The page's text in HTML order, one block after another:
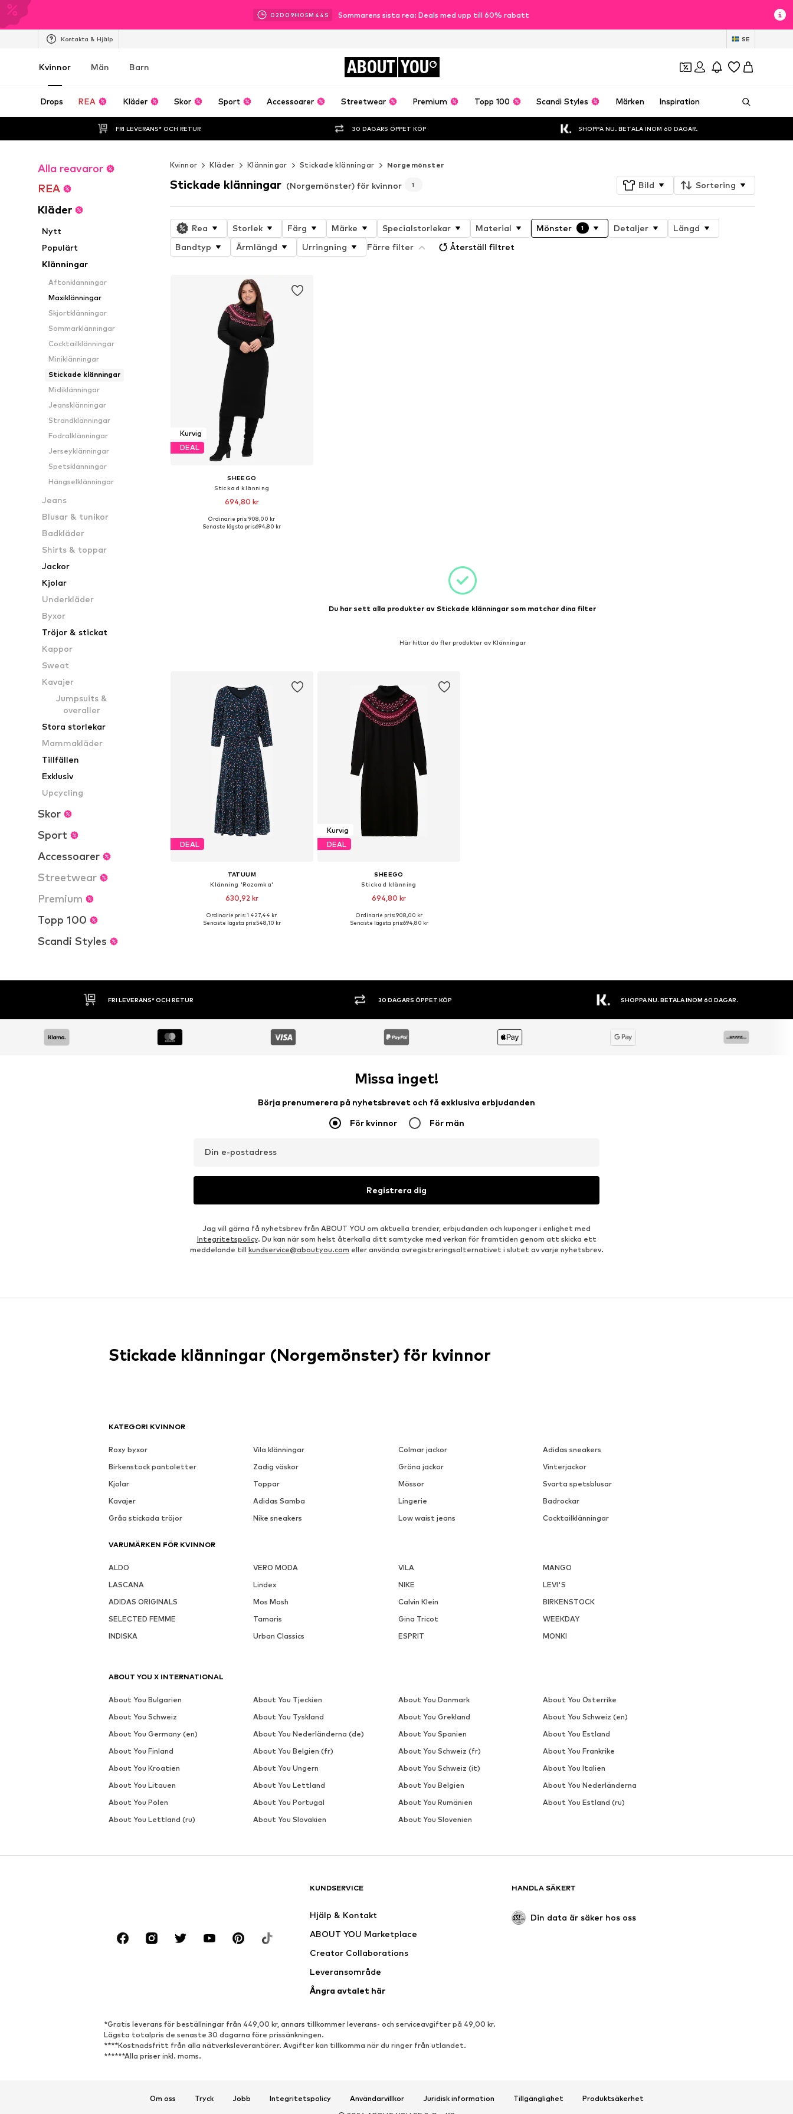
02D 09H 05M 43 S Sommarens sista rea: Deals med upp till 60% rabatt
Kontakta & Hjälp SE
Kvinnor Män Barn ABOUT YOU
Drops REA Kläder Skor Sport Accessoarer Streetwear Premium Topp 100 Scandi Styles Märken Inspiration
FRI LEVERANS* OCH RETUR 30 DAGARS ÖPPET KÖP SHOPPA NU. BETALA INOM 60 DAGAR.
Alla reavaror
REA
Kläder
Nytt
Populärt
Klänningar
Aftonklänningar
Maxiklänningar
Skjortklänningar
Sommarklänningar
Cocktailklänningar
Miniklänningar
Stickade klänningar
Midiklänningar
Jeansklänningar
Strandklänningar
Fodralklänningar
Jerseyklänningar
Spetsklänningar
Hängselklänningar
Jeans
Blusar & tunikor
Badkläder
Shirts & toppar
Jackor
Kjolar
Underkläder
Byxor
Tröjor & stickat
Kappor
Sweat
Kavajer
Jumpsuits &
overaller
Stora storlekar
Mammakläder
Tillfällen
Exklusiv
Upcycling
Skor
Sport
Accessoarer
Streetwear
Premium
Topp 100
Scandi Styles
Kvinnor Kläder Klänningar Stickade klänningar Norgemönster
Stickade klänningar (Norgemönster) för kvinnor 1 Bild Sortering
Rea Storlek Färg Märke Specialstorlekar Material Mönster 1 Detaljer
Längd
Bandtyp
Ärmlängd Urringning Färre filter Återställ filtret
Kurvig
DEAL
SHEEGO
Stickad klänning
694,80 kr
Tillgänglig i många storlekar
Ordinarie pris: 908,00 kr
Senaste lägsta pris:694,80 kr
Du har sett alla produkter av Stickade klänningar som matchar dina filter
Här hittar du fler produkter av Klänningar
DEAL
TATUUM
Klänning 'Rozomka'
630,92 kr
Tillgängliga storlekar: 34, 36
Ordinarie pris: 1 427,44 kr
Senaste lägsta pris:548,10 kr
Kurvig
DEAL
SHEEGO
Stickad klänning
694,80 kr
Tillgänglig i många storlekar
Ordinarie pris: 908,00 kr
Senaste lägsta pris:694,80 kr
30 DAGARS ÖPPET KÖP SHOPPA NU. BETALA INOM 60 DAGAR. STORT SORTIMENT
Missa inget!
Börja prenumerera på nyhetsbrevet och få exklusiva erbjudanden
För kvinnor För män
Din e-postadress
Registrera dig
Jag vill gärna få nyhetsbrev från ABOUT YOU om aktuella trender, erbjudanden och kuponger i enlighet med
Integritetspolicy. Du kan när som helst återkalla ditt samtycke med verkan för framtiden genom att skicka ett
meddelande till kundservice@aboutyou.com eller använda avregistreringsalternativet i slutet av varje nyhetsbrev.
KATEGORI KVINNOR
Roxy byxor Vila klänningar Colmar jackor
Adidas sneakers
Birkenstock pantoletter
Zadig väskor Gröna jackor
Vinterjackor
Kjolar
Toppar Mössor
Svarta spetsblusar
Kavajer
Adidas Samba Lingerie
Badrockar
Gråa stickada tröjor
Nike sneakers Low waist jeans Cocktailklänningar
VARUMÄRKEN FÖR KVINNOR
ALDO VERO MODA VILA
MANGO
LASCANA
Lindex NIKE
LEVI'S
ADIDAS ORIGINALS
Mos Mosh Calvin Klein
BIRKENSTOCK
SELECTED FEMME
Tamaris Gina Tricot
WEEKDAY
INDISKA
Urban Classics ESPRIT MONKI
KUNDSERVICE
Hjälp & Kontakt
ABOUT YOU Marketplace
Creator Collaborations
Leveransområde
Ångra avtalet här
HANDLA SÄKERT
Din data är säker hos oss
*Gratis leverans för beställningar från 449,00 kr, annars tillkommer leverans- och serviceavgifter på 49,00 kr.
Lägsta totalpris de senaste 30 dagarna före prissänkningen.
****Kostnadsfritt från alla nätverksleverantörer. Avgifter kan tillkomma när du ringer från utlandet.
******Alla priser inkl. moms.
Om oss Tryck Jobb Integritetspolicy Användarvillkor Juridisk information Tillgänglighet
Produktsäkerhet
Stickade klänningar (Norgemönster) för kvinnor
ABOUT YOU X INTERNATIONAL
About You Bulgarien About You Tjeckien About You Danmark
About You Österrike
About You Schweiz
About You Tyskland About You Grekland
About You Schweiz (en)
About You Germany (en)
About You Nederländerna (de) About You Spanien
About You Estland
About You Finland
About You Belgien (fr) About You Schweiz (fr)
About You Frankrike
About You Kroatien
About You Ungern About You Schweiz (it)
About You Italien
About You Litauen
About You Lettland About You Belgien
About You Nederländerna
About You Polen
About You Portugal About You Rumänien
About You Estland (ru)
About You Lettland (ru)
About You Slovakien About You Slovenien